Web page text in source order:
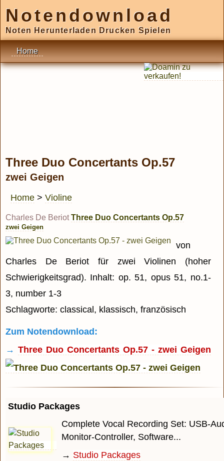
Notendownload
Noten Herunterladen Drucken Spielen
Home
Three Duo Concertants Op.57
zwei Geigen
Home > Violine
Charles De Beriot Three Duo Concertants Op.57
zwei Geigen
von
Charles De Beriot für zwei Violinen (hoher
Schwierigkeitsgrad). Inhalt: op. 51, opus 51, no.1-
3, number 1-3
Schlagworte: classical, klassisch, französisch
Zum Notendownload:
→ Three Duo Concertants Op.57 - zwei Geigen
Studio Packages
Complete Vocal Recording Set: USB-
Monitor-Controller, Software...
→ Studio Packages